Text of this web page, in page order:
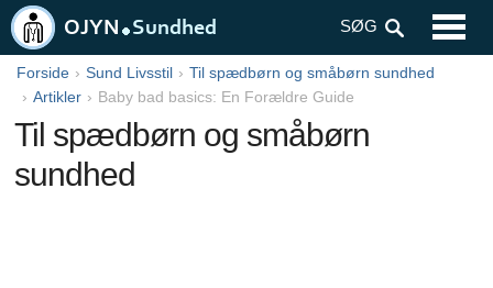
SØG
SYMPTOMER
TEST OG PROCEDURER
VOKSEN SUNDHED
Forside Sund Livsstil
Til spædbørn og småbørn sundhed
Artikler
Baby bad basics: En Forældre Guide
Til spædbørn og småbørn
sundhed